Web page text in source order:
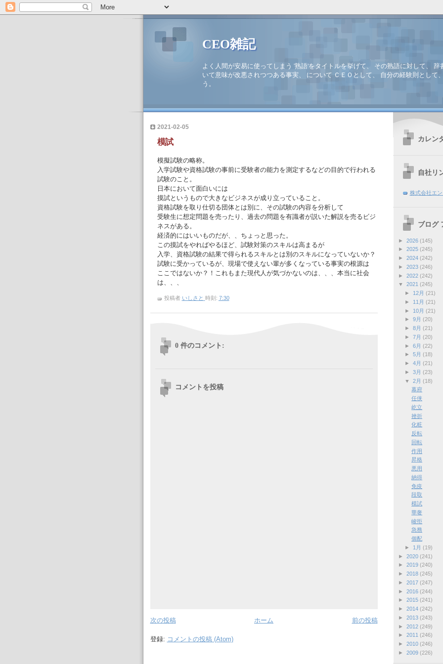
CEO雑記
よく人間が安易に使ってしまう '熟語'をタイトルを挙げて、 その熟語に対して、 辞
いて意味が改悪されつつある事実、 について ＣＥＯとして、 自分の経験則として
う。
2021-02-05
模試
模擬試験の略称。
入学試験や資格試験の事前に受験者の能力を測定するなどの目的で行われる
試験のこと。
日本において面白いには
摸試というもので大きなビジネスが成り立っていること。
資格試験を取り仕切る団体とは別に、その試験の内容を分析して
受験生に想定問題を売ったり、過去の問題を有識者が説いた解説を売るビジ
ネスがある。
経済的にはいいものだが、、ちょっと思った。
この摸試をやればやるほど、試験対策のスキルは高まるが
入学、資格試験の結果で得られるスキルとは別のスキルになっていないか？
試験に受かっているが、現場で使えない輩が多くなっている事実の根源は
ここではないか？！これもまた現代人が気づかないのは、、、本当に社会
は、、、
投稿者 いしさと 時刻: 7:30
0 件のコメント:
コメントを投稿
次の投稿 前の投稿
ホーム
登録: コメントの投稿 (Atom)
カレン
自社リ
株式会社エン
ブログ
► 2026 (145)
► 2025 (245)
► 2024 (242)
► 2023 (246)
► 2022 (242)
▼ 2021 (245)
►
12月 (21)
►
11月 (21)
►
10月 (21)
► 9月 (20)
► 8月 (21)
► 7月 (20)
► 6月 (22)
► 5月 (18)
► 4月 (21)
► 3月 (23)
▼ 2月 (18)
幕府
任侠
屹立
挫折
化粧
反転
回転
作用
昇格
悪用
納得
免疫
段取
模試
華奢
峻拒
急務
個配
►
1月 (19)
► 2020 (241)
► 2019 (240)
► 2018 (245)
► 2017 (247)
► 2016 (244)
► 2015 (241)
► 2014 (242)
► 2013 (243)
► 2012 (249)
► 2011 (246)
► 2010 (246)
► 2009 (226)